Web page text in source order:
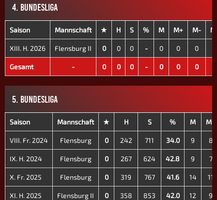
4. BUNDESLIGA
Saison Mannschaft ★ H S % M M+ M-
XIII. H. 2026 Flensburg II 0 0 0 - 0 0 0
Gesamt - 0 0 0 - 0 0 0
5. BUNDESLIGA
Saison Mannschaft ★ H S % M M+
VIII. Fr. 2024 Flensburg 0 242 711 34.0 9 8
IX. H. 2024 Flensburg 0 267 624 42.8 9 7
X. Fr. 2025 Flensburg 0 319 767 41.6 14 11
XI. H. 2025 Flensburg II 0 358 853 42.0 12 9